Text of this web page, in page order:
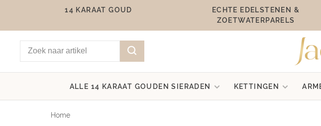
14 KARAAT GOUD
ECHTE EDELSTENEN &
ZOETWATERPARELS
ALLE 14 KARAAT GOUDEN SIERADEN KETTINGEN
Home